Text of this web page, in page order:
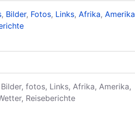
, Bilder, Fotos, Links, Afrika, Amerika
fotos, Links, Afrika, Amerika,
Reiseberichte